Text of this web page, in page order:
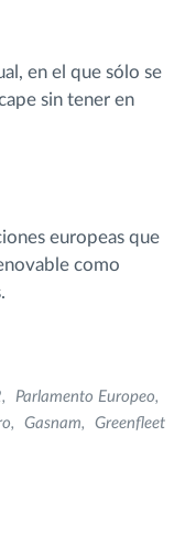
en el que sólo se
sin tener en
europeas que
como
Parlamento Europeo
Gasnam Greenfleet